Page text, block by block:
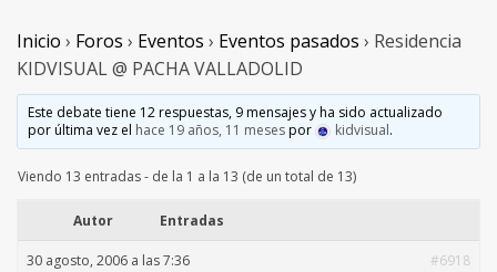
Vjspain
Ayuda
Contacto
Entrar
Inicio › Foros › Eventos › Eventos pasados › Residencia
KIDVISUAL @ PACHA VALLADOLID
Este debate tiene 12 respuestas, 9 mensajes y ha sido actualizado
por última vez el hace 19 años, 11 mesespor kidvisual.
Viendo 13 entradas - de la 1 a la 13 (de un total de 13)
Autor Entradas
30 agosto, 2006 a las 7:36
#6918